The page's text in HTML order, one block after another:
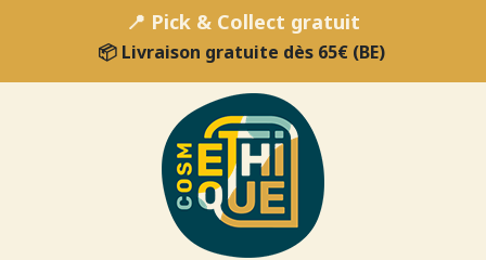
📍 Pick & Collect gratuit
📦 Livraison gratuite dès 65€ (BE)